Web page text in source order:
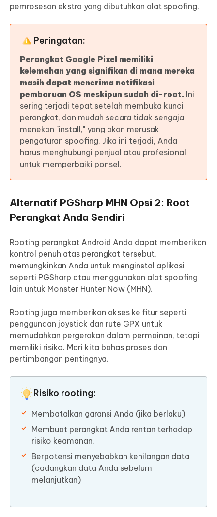
pemrosesan ekstra yang dibutuhkan alat spoofing.
Peringatan:
Perangkat Google Pixel memiliki
kelemahan yang signifikan di mana mereka
masih dapat menerima notifikasi
pembaruan OS meskipun sudah di-root. Ini
sering terjadi tepat setelah membuka kunci
perangkat, dan mudah secara tidak sengaja
menekan "install," yang akan merusak
pengaturan spoofing. Jika ini terjadi, Anda
harus menghubungi penjual atau profesional
untuk memperbaiki ponsel.
Alternatif PGSharp MHN Opsi 2: Root
Perangkat Anda Sendiri
Rooting perangkat Android Anda dapat memberikan
kontrol penuh atas perangkat tersebut,
memungkinkan Anda untuk menginstal aplikasi
seperti PGSharp atau menggunakan alat spoofing
lain untuk Monster Hunter Now (MHN).
Rooting juga memberikan akses ke fitur seperti
penggunaan joystick dan rute GPX untuk
memudahkan pergerakan dalam permainan, tetapi
memiliki risiko. Mari kita bahas proses dan
pertimbangan pentingnya.
Risiko rooting:
Membatalkan garansi Anda (jika berlaku)
Membuat perangkat Anda rentan terhadap
risiko keamanan.
Berpotensi menyebabkan kehilangan data
(cadangkan data Anda sebelum
melanjutkan)